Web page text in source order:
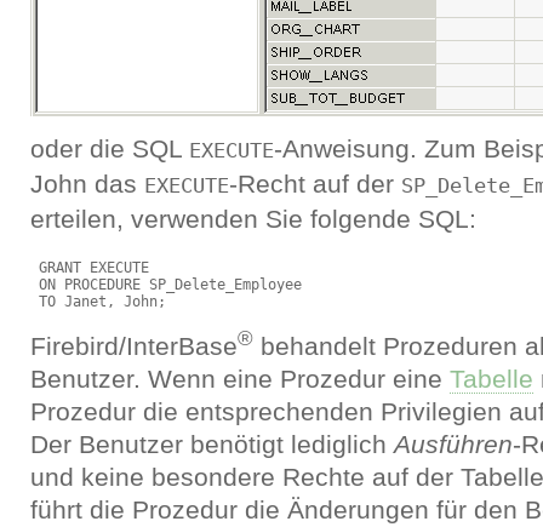
oder die SQL EXECUTE-Anweisung. Zum
John das EXECUTE-Recht auf der
erteilen, verwenden Sie folgende SQL:
GRANT EXECUTE
ON PROCEDURE SP_Delete_Employee
Firebird/InterBase®behandelt Prozeduren
Benutzer. Wenn eine Prozedur eine Tabelle
Prozedur die entsprechenden Privilegien
Der Benutzer benötigt lediglich Ausführen-
und keine besondere Rechte auf der
führt die Prozedur die Änderungen für den